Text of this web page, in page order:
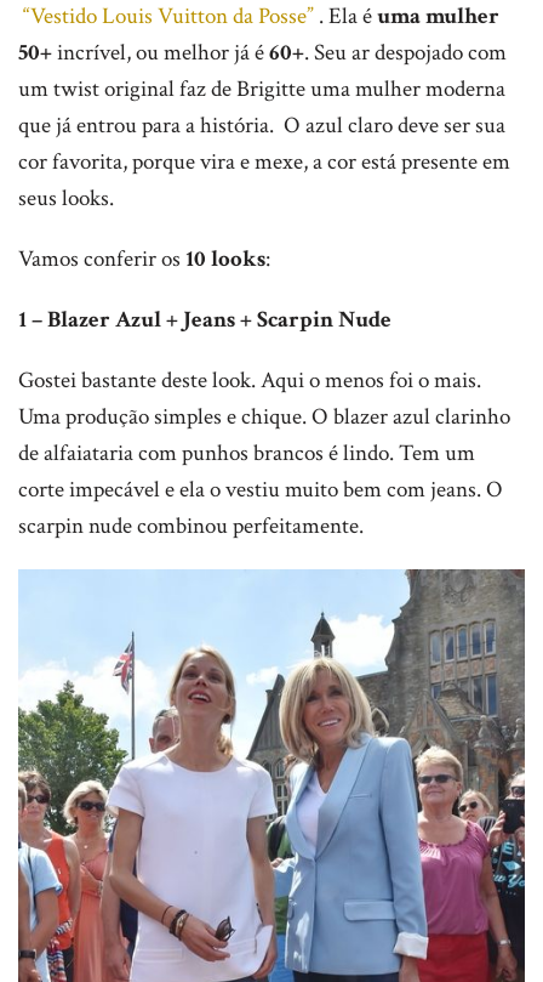
“Vestido Louis Vuitton da Posse” . Ela éuma mulher
50+incrível, ou melhor já é60+. Seu ar despojado com
um twist original faz de Brigitte uma mulher moderna
que já entrou para a história. O azul claro deve ser sua
cor favorita, porque vira e mexe, a cor está presente em
seus looks.
Vamos conferir os 10 looks:
1 – Blazer Azul + Jeans + Scarpin Nude
Gostei bastante deste look. Aqui o menos foi o mais.
Uma produção simples e chique. O blazer azul clarinho
de alfaiataria com punhos brancos é lindo. Tem um
corte impecável e ela o vestiu muito bem com jeans. O
scarpin nude combinou perfeitamente.